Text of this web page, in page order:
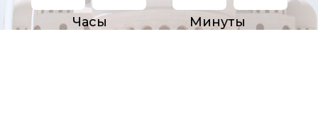
Часы Минуты